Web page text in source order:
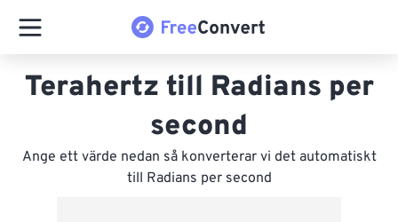
Terahertz till Radians per
second
Ange ett värde nedan så konverterar vi det automatiskt
till Radians per second